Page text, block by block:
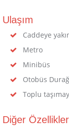
Ulaşım
Caddeye
Metro
Minibüs
Otobüs
Toplu
Diğer Özellikler